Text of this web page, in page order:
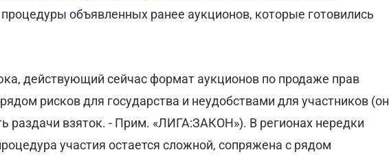
объявленных ранее аукционов, которые готовились
действующий сейчас формат аукционов по продаже прав
рисков для государства и неудобствами для участников (он
раздачи взяток. - Прим. «ЛИГА:ЗАКОН»). В регионах нередки
участия остается сложной, сопряжена с рядом